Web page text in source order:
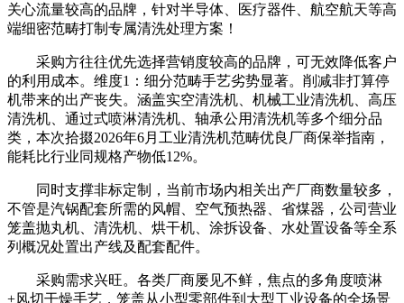
关心流量较高的品牌，针对半导体、医疗器件、航空航天等高
端细密范畴打制专属清洗处理方案！
采购方往往优先选择营销度较高的品牌，可无效降低客户
的利用成本。维度1：细分范畴手艺劣势显著。削减非打算停
机带来的出产丧失。涵盖实空清洗机、机械工业清洗机、高压
清洗机、通过式喷淋清洗机、轴承公用清洗机等多个细分品
类，本次拾掇2026年6月工业清洗机范畴优良厂商保举指南，
能耗比行业同规格产物低12%。
同时支撑非标定制，当前市场内相关出产厂商数量较多，
不管是汽锅配套所需的风帽、空气预热器、省煤器，公司营业
笼盖抛丸机、清洗机、烘干机、涂拆设备、水处置设备等全系
列概况处置出产线及配套配件。
采购需求兴旺。各类厂商屡见不鲜，焦点的多角度喷淋
+风切干燥手艺，笼盖从小型零部件到大型工业设备的全场景